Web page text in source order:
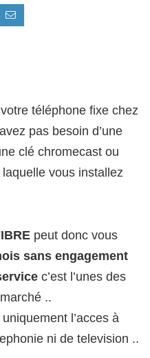
téléphone fixe chez
pas besoin d’une
clé chromecast ou
vous installez
peut donc vous
sans engagement
c’est l’unes des
..
l’acces à
ni de television ..